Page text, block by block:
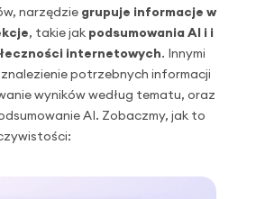
narzędzie grupuje informacje w
, takie jak podsumowania AI i i
internetowych. Innymi
znalezienie potrzebnych informacji
wyników według tematu, oraz
AI. Zobaczmy, jak to